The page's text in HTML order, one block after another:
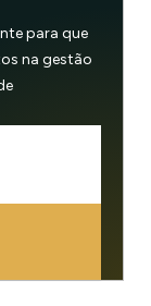
para que
na gestão